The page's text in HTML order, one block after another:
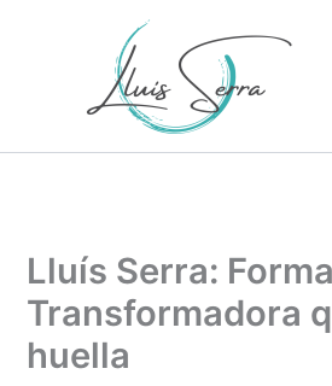
Lluís Serra:
Transformadora
huella